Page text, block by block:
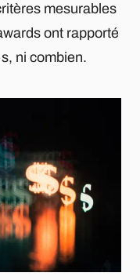
mesurables
ont rapporté
ni combien.